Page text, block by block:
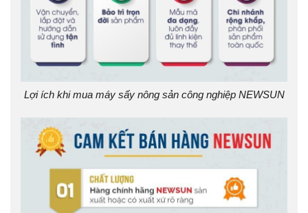
Lợi ích khi mua máy sấy nông sản công nghiệp NEWSUN